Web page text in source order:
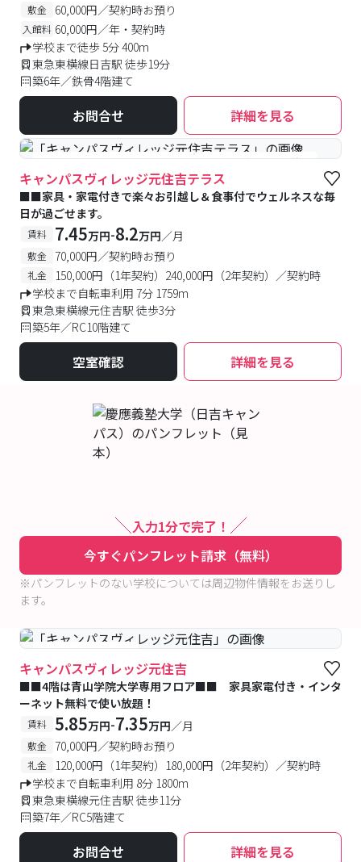
敷金 60,000円／契約時お預り
入館料 60,000円／年・契約時
学校まで徒歩 5分 400m
東急東横線日吉駅 徒歩19分
築6年／鉄骨4階建て
お問合せ 詳細を見る
#食事付き #女性専用フロアあり #予約受付中 #空室待ち
キャンパスヴィレッジ元住吉テラス
■■家具・家電付きで楽々お引越し＆食事付でウェルネスな毎
日が過ごせます。
賃料 7.45万円-8.2万円／月
敷金 70,000円／契約時お預り
礼金
150,000円（1年契約）240,000円（2年契約）／契約時
学校まで自転車利用 7分 1759m
東急東横線元住吉駅 徒歩3分
築5年／RC10階建て
空室確認 詳細を見る
入力1分で完了！
今すぐパンフレット請求（無料）
※パンフレットのない学校については周辺物件情報をお送りし
ます。
#女性専用フロアあり
キャンパスヴィレッジ元住吉
■■4階は青山学院大学専用フロア■■ 家具家電付き・インタ
ーネット無料で使い放題！
賃料 5.85万円-7.35万円／月
敷金 70,000円／契約時お預り
礼金
120,000円（1年契約）180,000円（2年契約）／契約時
学校まで自転車利用 8分 1800m
東急東横線元住吉駅 徒歩11分
築7年／RC5階建て
お問合せ 詳細を見る